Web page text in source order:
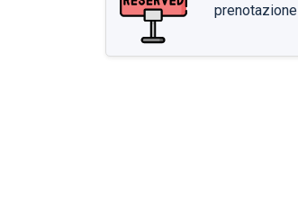
prenotazione